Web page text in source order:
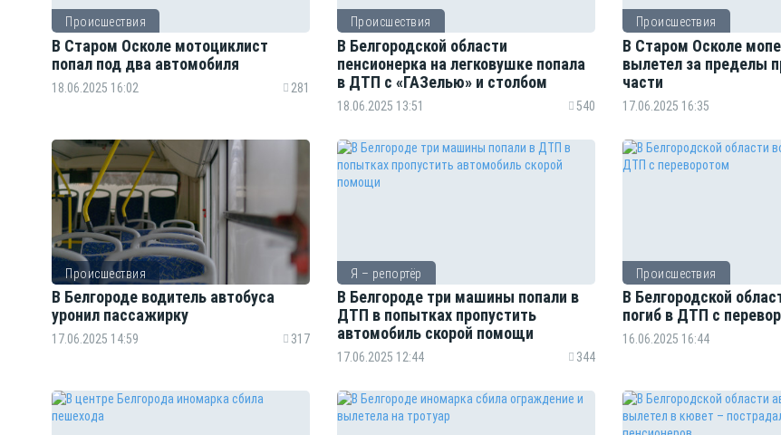
Происшествия
В Старом Осколе мотоциклист
попал под два автомобиля
18.06.2025 16:02 281
Происшествия
В Белгородской области
пенсионерка на легковушке попала
в ДТП с «ГАЗелью» и столбом
18.06.2025 13:51 540
Происшествия
В Старом Осколе
вылетел за пределы
части
17.06.2025 16:35
Происшествия
В Белгороде водитель автобуса
уронил пассажирку
17.06.2025 14:59 317
Я – репортёр
В Белгороде три машины попали в
ДТП в попытках пропустить
автомобиль скорой помощи
17.06.2025 12:44 344
Происшествия
В Белгородской
погиб в ДТП с
16.06.2025 16:44